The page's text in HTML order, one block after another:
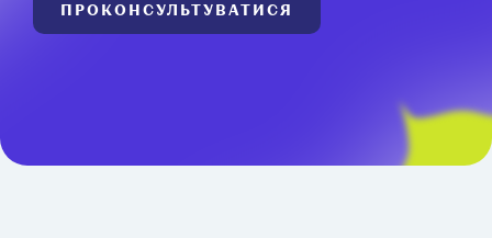
ПРОКОНСУЛЬТУВАТИСЯ